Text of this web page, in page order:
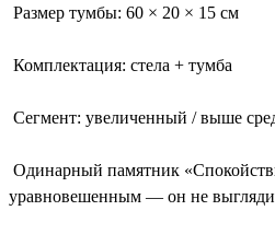
Размер тумбы: 60 × 20 × 15 см
Комплектация: стела + тумба
Сегмент: увеличенный / выше
Одинарный памятник
уравновешенным — он не